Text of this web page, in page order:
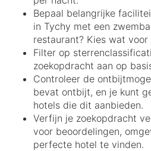
Bepaal belangrijke
in Tychy met een
restaurant? Kies wat
Filter op
zoekopdracht aan op
Controleer de
bevat ontbijt, en je kunt
hotels die dit aanbieden.
Verfijn je zoekopdracht
voor beoordelingen,
perfecte hotel te vinden.